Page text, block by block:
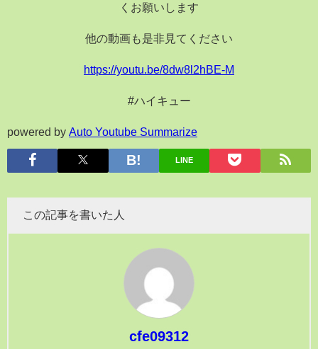
くお願いします
他の動画も是非見てください
https://youtu.be/8dw8l2hBE-M
#ハイキュー
powered by Auto Youtube Summarize
LINE
この記事を書いた人
cfe09312